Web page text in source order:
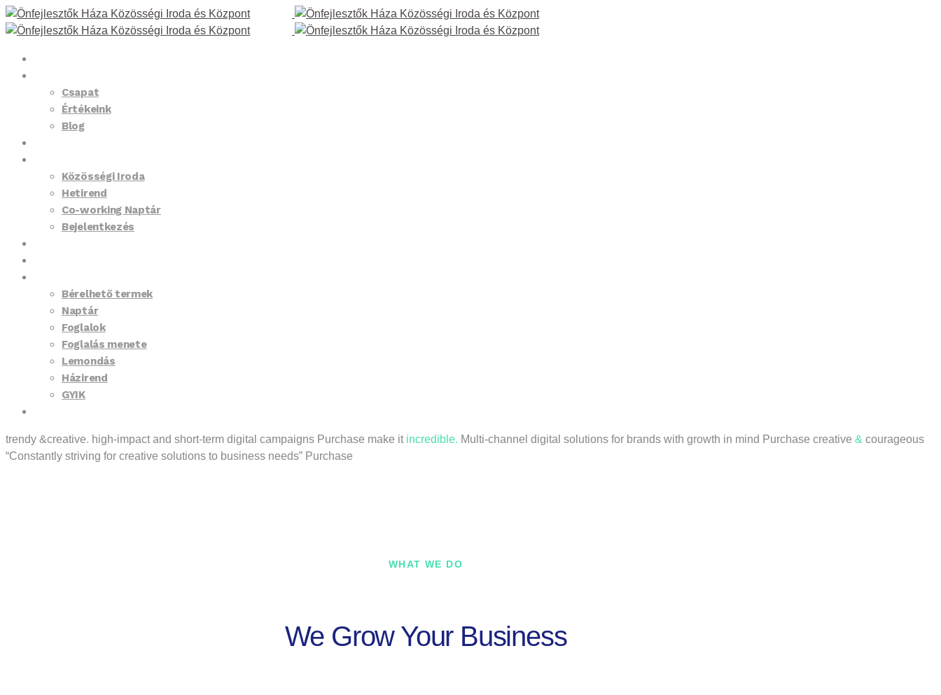
Csapat
Értékeink
Blog
Közösségi Iroda
Hetirend
Co-working Naptár
Bejelentkezés
Bérelhető termek
Naptár
Foglalok
Foglalás menete
Lemondás
Házirend
GYIK
trendy &creative. high-impact and short-term digital campaigns Purchase make it incredible. Multi-channel digital solutions for brands with growth in mind Purchase creative & courageous
“Constantly striving for creative solutions to business needs” Purchase
WHAT WE DO
We Grow Your Business